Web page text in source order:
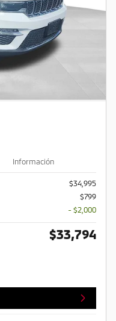
Información
$34,995
$799
- $2,000
$33,794